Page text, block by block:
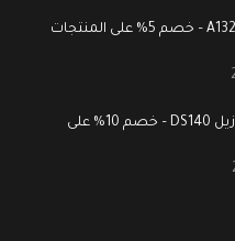
كود خصم وايتس A132 – خصم 5% على المنتجات
كود خصم مترو برازيل DS140 – خصم 10% على